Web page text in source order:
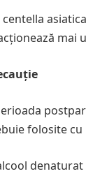
mai
folosite cu